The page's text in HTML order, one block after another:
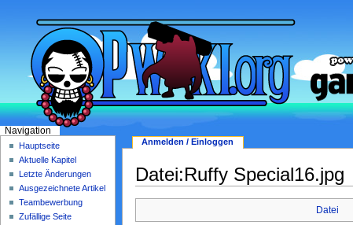
Datei:Ruffy Special16.jpg
Datei
Anmelden / Einloggen
Navigation
Hauptseite
Aktuelle Kapitel
Letzte Änderungen
Ausgezeichnete Artikel
Teambewerbung
Zufällige Seite